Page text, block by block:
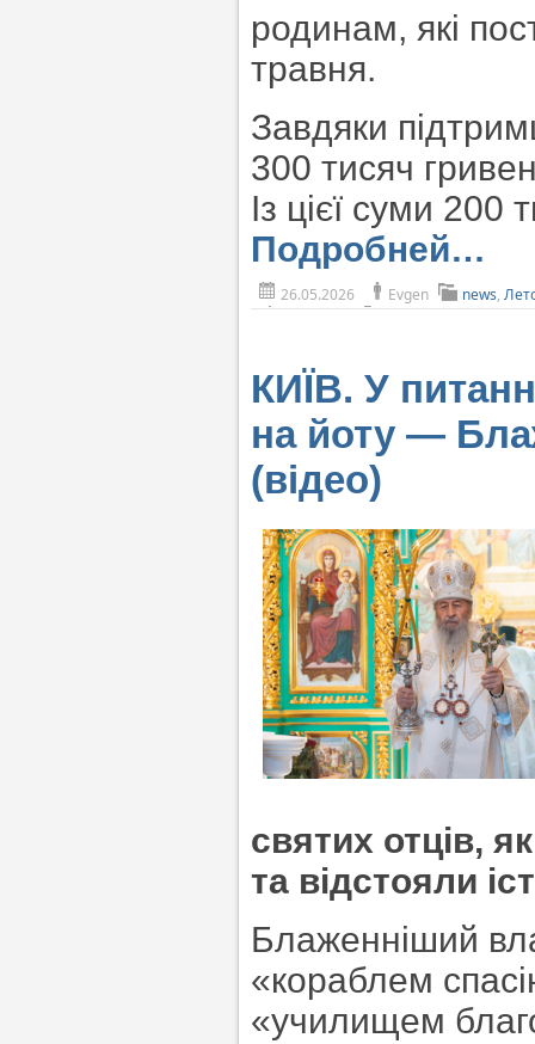
родинам, які
травня.
Завдяки
300 тисяч
Із цієї суми 200
Подробней…
26.05.2026 Evgen news,
КИЇВ. У
на йоту —
(відео)
святих отців,
та відстояли
Блаженніший
«кораблем
«училищем